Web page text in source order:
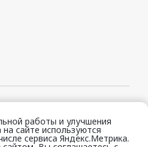
работы и улучшения
сайте используются
сервиса Яндекс.Метрика.